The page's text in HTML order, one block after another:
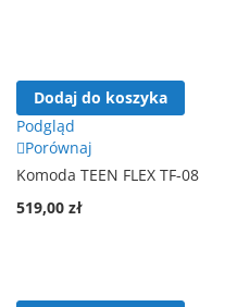
Dodaj do koszyka
Podgląd
Porównaj
Komoda TEEN FLEX TF-08
519,00 zł